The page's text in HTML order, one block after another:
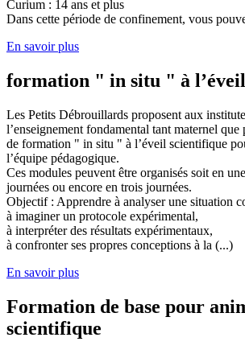
Curium : 14 ans et plus
Dans cette période de confinement, vous
En savoir plus
formation " in situ " à
Les Petits Débrouillards proposent aux
l’enseignement fondamental tant maternel
de formation " in situ " à l’éveil scientifique
l’équipe pédagogique.
Ces modules peuvent être organisés soit en
journées ou encore en trois journées.
Objectif : Apprendre à analyser une situation
à imaginer un protocole expérimental,
à interpréter des résultats expérimentaux,
à confronter ses propres conceptions à la (...)
En savoir plus
Formation de base pour
scientifique